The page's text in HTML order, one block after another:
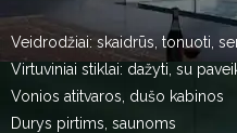
Veidrodžiai: skaidrūs, tonuoti,
Virtuviniai stiklai: dažyti, su
Vonios atitvaros, dušo kabinos
Durys pirtims, saunoms